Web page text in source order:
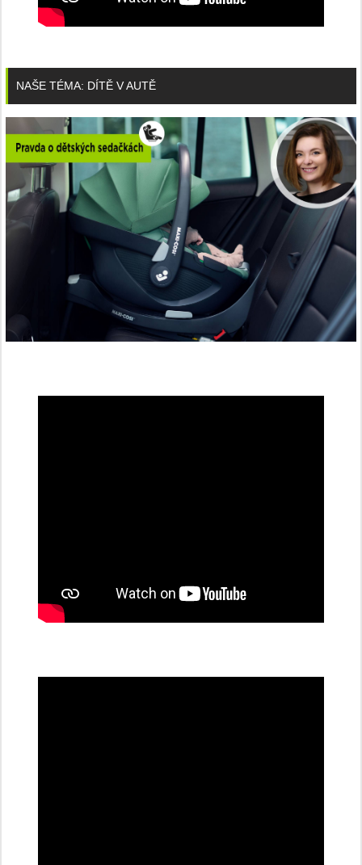
NAŠE TÉMA: DÍTĚ V AUTĚ